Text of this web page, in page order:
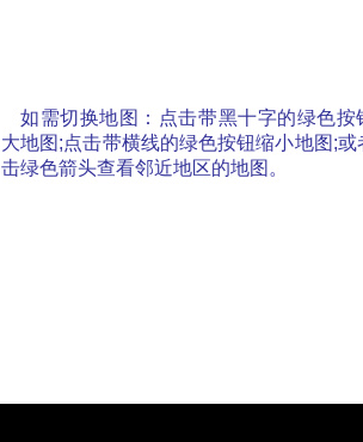
如需切换地图：点击带黑十字的绿色按
大地图;点击带横线的绿色按钮缩小地图;或
击绿色箭头查看邻近地区的地图。